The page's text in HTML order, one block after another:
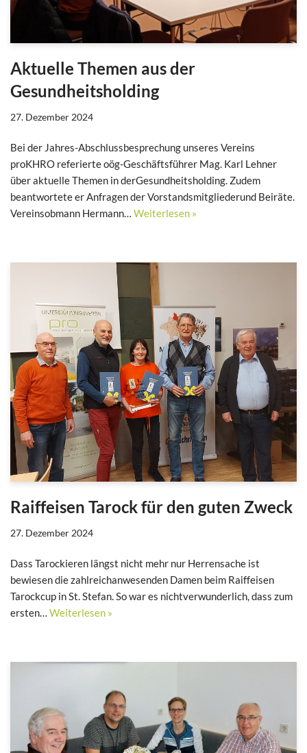
Aktuelle Themen aus der
Gesundheitsholding
27. Dezember 2024
Bei der Jahres-Abschlussbesprechung unseres Vereins
proKHRO referierte oög-Geschäftsführer Mag. Karl Lehner
über aktuelle Themen in derGesundheitsholding. Zudem
beantwortete er Anfragen der Vorstandsmitgliederund Beiräte.
Vereinsobmann Hermann… Weiterlesen »
Raiffeisen Tarock für den guten Zweck
27. Dezember 2024
Dass Tarockieren längst nicht mehr nur Herrensache ist
bewiesen die zahlreichanwesenden Damen beim Raiffeisen
Tarockcup in St. Stefan. So war es nichtverwunderlich, dass zum
ersten… Weiterlesen »